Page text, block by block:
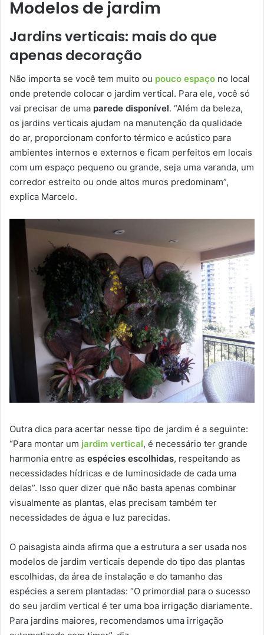
Modelos de jardim
Jardins verticais: mais do que
apenas decoração
Não importa se você tem muito ou pouco espaço no local
onde pretende colocar o jardim vertical. Para ele, você só
vai precisar de uma parede disponível. “Além da beleza,
os jardins verticais ajudam na manutenção da qualidade
do ar, proporcionam conforto térmico e acústico para
ambientes internos e externos e ficam perfeitos em locais
com um espaço pequeno ou grande, seja uma varanda, um
corredor estreito ou onde altos muros predominam”,
explica Marcelo.
Outra dica para acertar nesse tipo de jardim é a seguinte:
“Para montar um jardim vertical, é necessário ter grande
harmonia entre as espécies escolhidas, respeitando as
necessidades hídricas e de luminosidade de cada uma
delas”. Isso quer dizer que não basta apenas combinar
visualmente as plantas, elas precisam também ter
necessidades de água e luz parecidas.
O paisagista ainda afirma que a estrutura a ser usada nos
modelos de jardim verticais depende do tipo das plantas
escolhidas, da área de instalação e do tamanho das
espécies a serem plantadas: “O primordial para o sucesso
do seu jardim vertical é ter uma boa irrigação diariamente.
Para jardins maiores, recomendamos uma irrigação